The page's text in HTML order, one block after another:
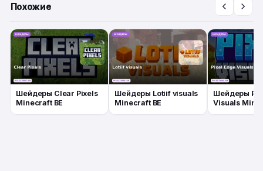
Похожие
Шейдеры Clear Pixels
Minecraft BE
Шейдеры Lotiif visuals
Minecraft BE
Шейдеры
Visuals